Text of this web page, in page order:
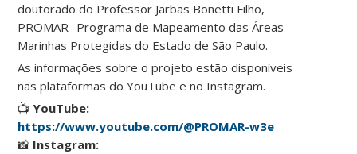
doutorado do Professor Jarbas Bonetti Filho,
PROMAR- Programa de Mapeamento das Áreas
Marinhas Protegidas do Estado de São Paulo.
As informações sobre o projeto estão disponíveis
nas plataformas do YouTube e no Instagram.
📺YouTube:
https://www.youtube.com/@PROMAR-w3e
📸 Instagram: